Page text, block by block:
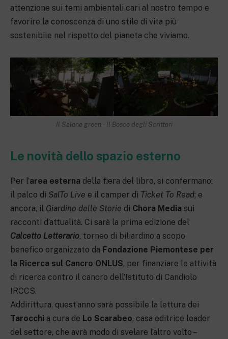
attenzione sui temi ambientali cari al nostro tempo e
favorire la conoscenza di uno stile di vita più
sostenibile nel rispetto del pianeta che viviamo.
Il Salone green – Il Bosco degli Scrittori
Le novità dello spazio esterno
Per l’area esterna della fiera del libro, si confermano:
il palco di SalTo Live e il camper di Ticket To Read; e
ancora, il Giardino delle Storie di Chora Media sui
racconti d’attualità. Ci sarà la prima edizione del
Calcetto Letterario, torneo di biliardino a scopo
benefico organizzato da Fondazione Piemontese per
la Ricerca sul Cancro ONLUS, per finanziare le attività
di ricerca contro il cancro dell’Istituto di Candiolo
IRCCS.
Addirittura, quest’anno sarà possibile la lettura dei
Tarocchi a cura de Lo Scarabeo, casa editrice leader
del settore, che avrà modo di svelare l’altro volto –